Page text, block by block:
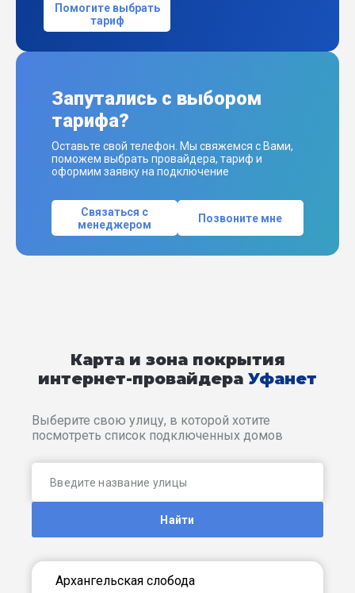
Помогите выбрать
тариф
Запутались с выбором
тарифа?
Оставьте свой телефон. Мы свяжемся с Вами,
поможем выбрать провайдера, тариф и
оформим заявку на подключение
Связаться с
менеджером
Позвоните мне
Карта и зона покрытия
интернет-провайдера Уфанет
Выберите свою улицу, в которой хотите
посмотреть список подключенных домов
Найти
Архангельская слобода